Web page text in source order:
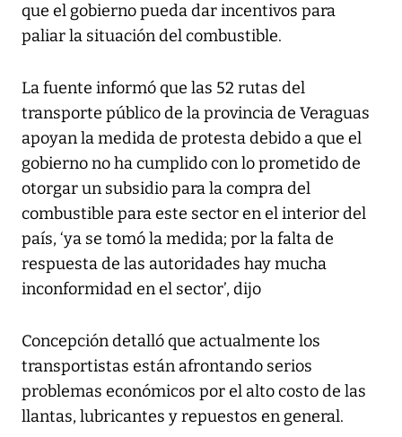
que el gobierno pueda dar incentivos para
paliar la situación del combustible.
La fuente informó que las 52 rutas del
transporte público de la provincia de Veraguas
apoyan la medida de protesta debido a que el
gobierno no ha cumplido con lo prometido de
otorgar un subsidio para la compra del
combustible para este sector en el interior del
país, ‘ya se tomó la medida; por la falta de
respuesta de las autoridades hay mucha
inconformidad en el sector’, dijo
Concepción detalló que actualmente los
transportistas están afrontando serios
problemas económicos por el alto costo de las
llantas, lubricantes y repuestos en general.